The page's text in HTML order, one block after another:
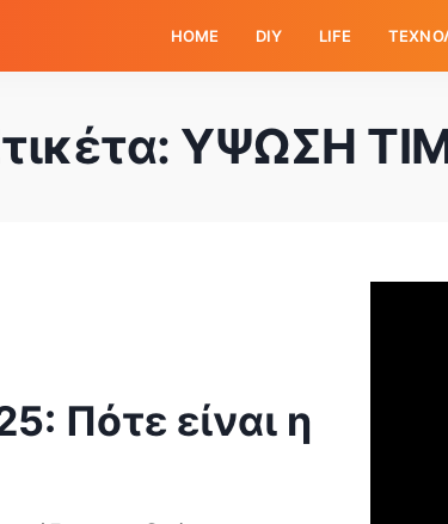
HOME DIY LIFE
ΥΨΩΣΗ
Πότε είναι η